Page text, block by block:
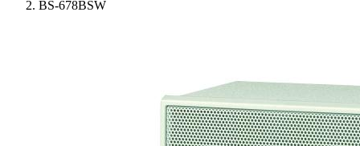
BS-678BSW